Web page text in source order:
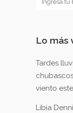
Lo más
Tardes
viento
Libia